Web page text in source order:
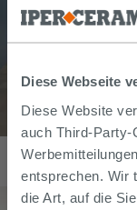
Diese Webseite
Diese Website
auch Third-Party-
entsprechen. Wir
die Art, auf die
SPC-Bodenbelag
36,99€ /m2